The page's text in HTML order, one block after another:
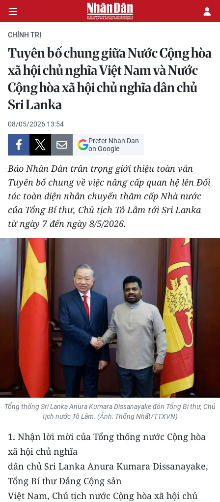
CHÍNH TRỊ
KINH TẾ
XÃ HỘI
DU LỊCH
THẾ GIỚI
THỂ THAO
GIÁO DỤC
Y TẾ
KHOA HỌC - CÔNG NGHỆ
MÔI TRƯỜNG
BẠN ĐỌC
KIỂM CHỨNG THÔNG TIN
TRI THỨC CHUYÊN SÂU
54 DÂN TỘC VIỆT NAM
CHƯƠNG TRÌNH OCOP - MỖI XÃ
MỘT SẢN PHẨM
RADIO
CHÍNH TRỊ
Tuyên bố chung giữa Nước Cộng hòa
xã hội chủ nghĩa Việt Nam và Nước
Cộng hòa xã hội chủ nghĩa dân chủ
Sri Lanka
08/05/2026 13:54
Prefer Nhan Dan
on Google
Báo Nhân Dân trân trọng giới thiệu toàn văn
Tuyên bố chung về việc nâng cấp quan hệ lên Đối
tác toàn diện nhân chuyến thăm cấp Nhà nước
của Tổng Bí thư, Chủ tịch Tô Lâm tới Sri Lanka
từ ngày 7 đến ngày 8/5/2026.
Tổng thống Sri Lanka Anura Kumara Dissanayake đón Tổng Bí thư, Chủ
tịch nước Tô Lâm. (Ảnh: Thống Nhất/TTXVN)
1. Nhận lời mời của Tổng thống nước Cộng hòa
xã hội chủ nghĩa
dân chủ Sri Lanka Anura Kumara Dissanayake,
Tổng Bí thư Đảng Cộng sản
Việt Nam, Chủ tịch nước Cộng hòa xã hội chủ